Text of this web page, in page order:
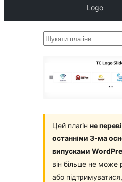
Logo
Шукати
Цей плагін не
останніми 3-ма
випусками
він більше не може
або